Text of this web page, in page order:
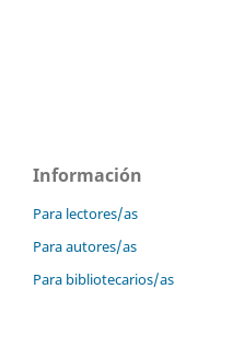
Información
Para lectores/as
Para autores/as
Para bibliotecarios/as